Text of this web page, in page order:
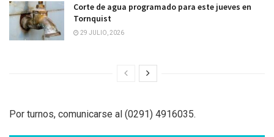
Corte de agua programado para este jueves en
Tornquist
29 JULIO, 2026
Por turnos, comunicarse al (0291) 4916035.